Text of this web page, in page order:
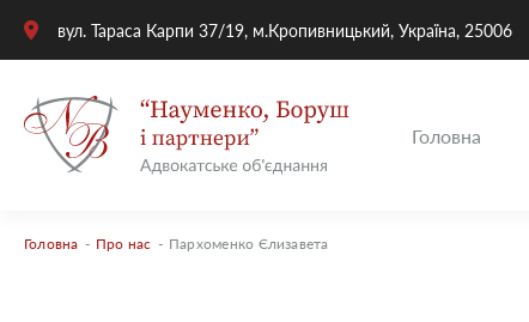
вул. Тараса Карпи 37/19, м.Кропивницький, Україна, 25006
Головна
Головна - Про нас - Пархоменко Єлизавета